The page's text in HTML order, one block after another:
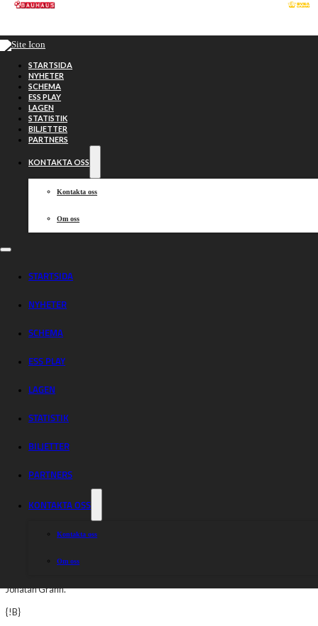
Hoppa till huvudinnehåll
STARTSIDA
NYHETER
SCHEMA
ESS PLAY
LAGEN
STATISTIK
BILJETTER
PARTNERS
KONTAKTA OSS
Kontakta oss
Om oss
STARTSIDA
NYHETER
SCHEMA
ESS PLAY
LAGEN
STATISTIK
BILJETTER
PARTNERS
KONTAKTA OSS
Kontakta oss
Om oss
Kommer
vändningen för
Indianerna?
seriefyran Indianerna.
Wozniak tillbaka i laget
Szymon Wozniak är tillbaka i Indianernas lag igen. Kaptenen är åter i väst ett.
Jonatan Grahn.
{!B}